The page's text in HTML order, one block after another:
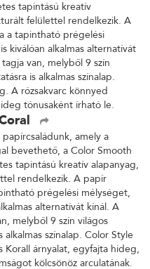
tapintású kreatív
felülettel rendelkezik. A
a tapintható prégelési
kiválóan alkalmas alternatívát
van, melyből 9 szín
is alkalmas színalap.
A rózsakvarc könnyed
tónusaként írható le.
amely a
bevethető, a Color Smooth
tapintású kreatív alapanyag,
rendelkezik. A papír
prégelési mélységet,
alternatívát kínál. A
melyből 9 szín világos
színalap. Color Style
Korall árnyalat, egyfajta hideg,
kölcsönöz arculatának.